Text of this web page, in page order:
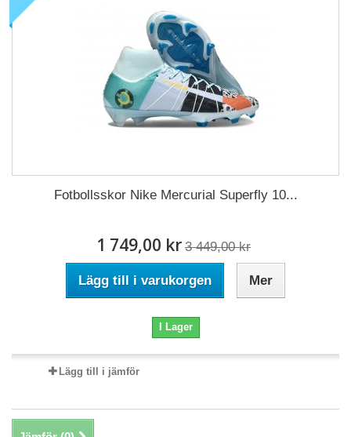
Fotbollsskor Nike Mercurial Superfly 10...
1 749,00 kr 3 449,00 kr
Lägg till i varukorgen Mer
I Lager
Lägg till i jämför